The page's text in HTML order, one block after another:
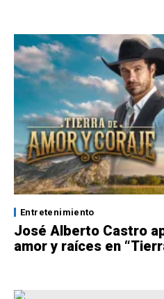
Entretenimiento
José Alberto Castro
amor y raíces en